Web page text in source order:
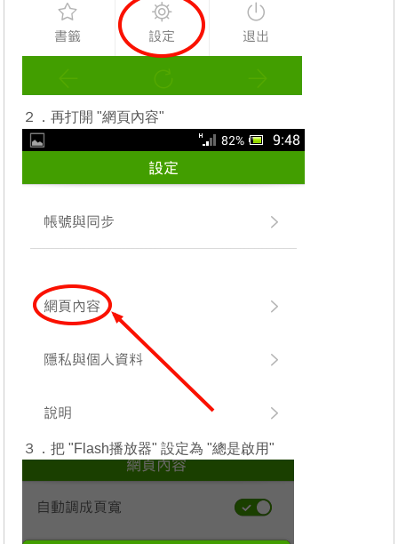
２．再打開 "網頁內容"
３．把 "Flash播放器" 設定為 "總是啟用"